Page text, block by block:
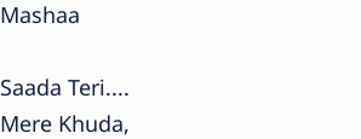
Mashaa
Saada Teri....
Mere Khuda,